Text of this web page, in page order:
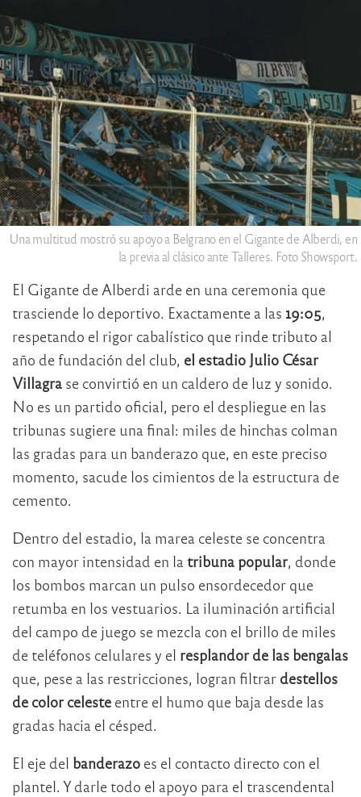
Una multitud mostró su apoyo a Belgrano en el Gigante de Alberdi, en
la previa al clásico ante Talleres. Foto Showsport.
El Gigante de Alberdi arde en una ceremonia que
trasciende lo deportivo. Exactamente a las 19:05
respetando el rigor cabalístico que rinde tributo al
año de fundación del club, el estadio Julio César
Villagra se convirtió en un caldero de luz y sonido.
No es un partido oficial, pero el despliegue en las
tribunas sugiere una final: miles de hinchas colman
las gradas para un banderazo que, en este preciso
momento, sacude los cimientos de la estructura de
cemento.
Dentro del estadio, la marea celeste se concentra
con mayor intensidad en la tribuna popular , donde
los bombos marcan un pulso ensordecedor que
retumba en los vestuarios. La iluminación artificial
del campo de juego se mezcla con el brillo de miles
de teléfonos celulares y el resplandor de las bengalas
que, pese a las restricciones, logran filtrar destellos
de color celeste entre el humo que baja desde las
gradas hacia el césped.
El eje del banderazo es el contacto directo con el
plantel. Y darle todo el apoyo para el trascendental